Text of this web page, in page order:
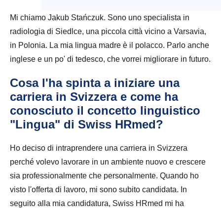
Mi chiamo Jakub Stańczuk. Sono uno specialista in
radiologia di Siedlce, una piccola città vicino a Varsavia,
in Polonia. La mia lingua madre è il polacco. Parlo anche
inglese e un po' di tedesco, che vorrei migliorare in futuro.
Cosa l'ha spinta a iniziare una
carriera in Svizzera e come ha
conosciuto il concetto linguistico
"Lingua" di Swiss HRmed?
Ho deciso di intraprendere una carriera in Svizzera
perché volevo lavorare in un ambiente nuovo e crescere
sia professionalmente che personalmente. Quando ho
visto l'offerta di lavoro, mi sono subito candidata. In
seguito alla mia candidatura, Swiss HRmed mi ha